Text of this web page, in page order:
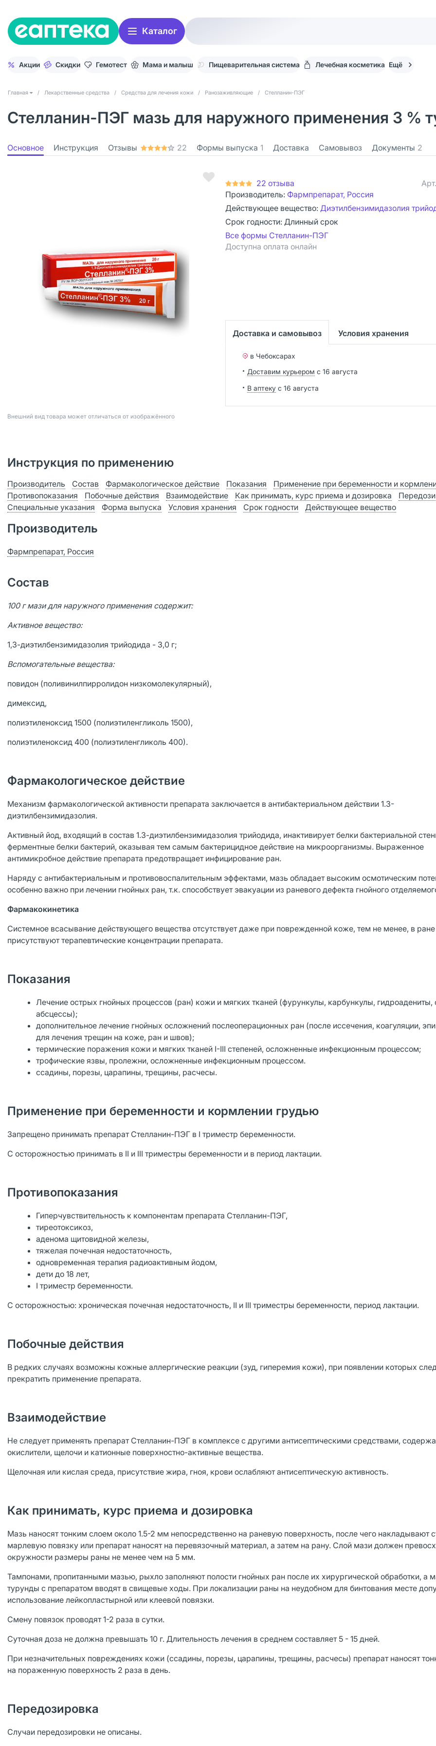
Каталог
Акции Скидки Гемотест Мама и малыш Пищеварительная система Лечебная косметика Ещё
Главная / Лекарственные средства / Средства для лечения кожи / Ранозаживляющие / Стелланин-ПЭГ
Стелланин-ПЭГ мазь для наружного применения 3 %
Основное Инструкция Отзывы 22 Формы выпуска 1 Доставка Самовывоз Документы 2
Bнешний вид товара может отличаться от изображённого
22 отзыва
Производитель: Фармпрепарат, Россия
Действующее вещество: Диэтилбензимидазолия
Срок годности: Длинный срок
Все формы Стелланин-ПЭГ
Доступна оплата онлайн
Доставка и самовывоз Условия хранения
в Чебоксарах
Доставим курьером с 16 августа
В аптеку с 16 августа
Инструкция по применению
Производитель Состав Фармакологическое действие Показания
Применение при беременности и
Противопоказания
Побочные действия Взаимодействие Как принимать, курс приема и дозировка
Специальные указания
Форма выпуска Условия хранения Срок годности Действующее вещество
Производитель
Фармпрепарат, Россия
Состав
100 г мази для наружного применения содержит:
Активное вещество:
1,3-диэтилбензимидазолия трийодида - 3,0 г;
Вспомогательные вещества:
повидон (поливинилпирролидон низкомолекулярный),
димексид,
полиэтиленоксид 1500 (полиэтиленгликоль 1500),
полиэтиленоксид 400 (полиэтиленгликоль 400).
Фармакологическое действие
Механизм фармакологической активности препарата заключается в антибактериальном действии 1.3-
диэтилбензимидазолия.
Активный йод, входящий в состав 1.3-диэтилбензимидазолия трийодида, инактивирует белки бактериальной
ферментные белки бактерий, оказывая тем самым бактерицидное действие на микроорганизмы. Выраженное
антимикробное действие препарата предотвращает инфицирование ран.
Наряду с антибактериальным и противовоспалительным эффектами, мазь обладает высоким осмотическим
особенно важно при лечении гнойных ран, т.к. способствует эвакуации из раневого дефекта гнойного
Фармакокинетика
Системное всасывание действующего вещества отсутствует даже при поврежденной коже, тем не менее, в ране
присутствуют терапевтические концентрации препарата.
Показания
Лечение острых гнойных процессов (ран) кожи и мягких тканей (фурункулы, карбункулы,
абсцессы);
дополнительное лечение гнойных осложнений послеоперационных ран (после иссечения, коагуляции,
для лечения трещин на коже, ран и швов);
термические поражения кожи и мягких тканей I-III степеней, осложненные инфекционным процессом;
трофические язвы, пролежни, осложненные инфекционным процессом.
ссадины, порезы, царапины, трещины, расчесы.
Применение при беременности и кормлении грудью
Запрещено принимать препарат Стелланин-ПЭГ в I триместр беременности.
С осторожностью принимать в II и III триместры беременности и в период лактации.
Противопоказания
Гиперчувствительность к компонентам препарата Стелланин-ПЭГ,
тиреотоксикоз,
аденома щитовидной железы,
тяжелая почечная недостаточность,
одновременная терапия радиоактивным йодом,
дети до 18 лет,
I триместр беременности.
С осторожностью: хроническая почечная недостаточность, II и III триместры беременности, период лактации.
Побочные действия
В редких случаях возможны кожные аллергические реакции (зуд, гиперемия кожи), при появлении которых
прекратить применение препарата.
Взаимодействие
Не следует применять препарат Стелланин-ПЭГ в комплексе с другими антисептическими средствами,
окислители, щелочи и катионные поверхностно-активные вещества.
Щелочная или кислая среда, присутствие жира, гноя, крови ослабляют антисептическую активность.
Как принимать, курс приема и дозировка
Мазь наносят тонким слоем около 1.5-2 мм непосредственно на раневую поверхность, после чего накладывают
марлевую повязку или препарат наносят на перевязочный материал, а затем на рану. Слой мази должен
окружности размеры раны не менее чем на 5 мм.
Тампонами, пропитанными мазью, рыхло заполняют полости гнойных ран после их хирургической обработки, а
турунды с препаратом вводят в свищевые ходы. При локализации раны на неудобном для бинтования месте
использование лейкопластырной или клеевой повязки.
Смену повязок проводят 1-2 раза в сутки.
Суточная доза не должна превышать 10 г. Длительность лечения в среднем составляет 5 - 15 дней.
При незначительных повреждениях кожи (ссадины, порезы, царапины, трещины, расчесы) препарат наносят
на пораженную поверхность 2 раза в день.
Передозировка
Случаи передозировки не описаны.